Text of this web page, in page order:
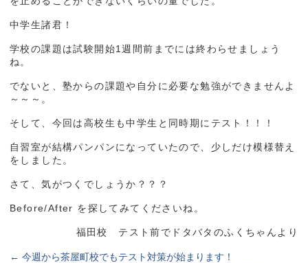
中学生諸君！
学校の課題は試験開始1週間前までには終わらせましょう
ね。
でないと、塾からの課題や自分に必要な勉強ができませんよ
～～～。
そして、今回は高校生も中学生と同時期にテスト！！！
自習室が結構パンパンになっていたので、少しだけ模様替え
をしました。
さて、気がつくでしょうか？？？
Before/After を探してみてくださいね。
福田校 テスト前でドタバタのふくちゃんより
← 今週から茶屋町校でもテスト対策が始まります！